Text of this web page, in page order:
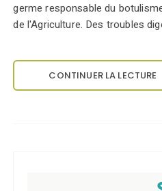
germe responsable du
de l'Agriculture. Des troubles
CONTINUER LA LECTURE